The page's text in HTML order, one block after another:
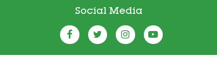
Social Media